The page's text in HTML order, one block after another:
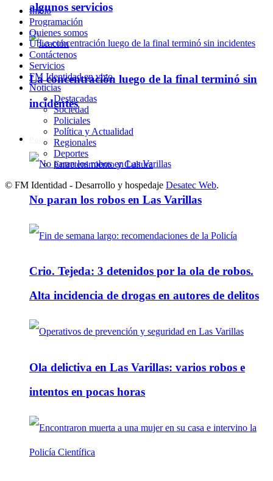
algunos servicios
La concentración luego de la final terminó sin
incidentes
Policiales
No paran los robos en Las Varillas
Crio. Tejeda: 3 detenidos por la ola de robos.
Alta incidencia de drogas en autores de delitos
Ola delictiva en Las Varillas: varios robos e
intentos en pocas horas
Inicio
Programación
Quienes somos
Ubicación
Contáctenos
Servicios
FM Identidad en vivo
Noticias
Destacadas
Sociedad
Policiales
Política y Actualidad
Regionales
Deportes
Entretenimiento y Cultura
© FM Identidad - Desarrollo y hospedaje Desatec Web.